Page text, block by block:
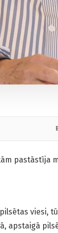
pastāstīja
viesi,
apstaigā